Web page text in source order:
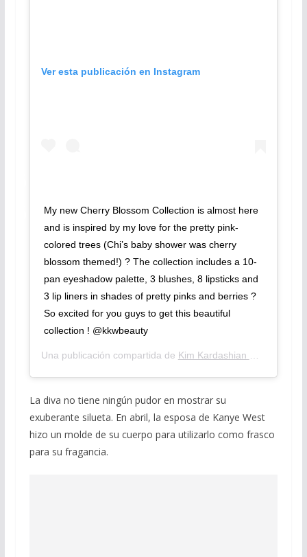
Ver esta publicación en Instagram
My new Cherry Blossom Collection is almost here
and is inspired by my love for the pretty pink-
colored trees (Chi’s baby shower was cherry
blossom themed!) ? The collection includes a 10-
pan eyeshadow palette, 3 blushes, 8 lipsticks and
3 lip liners in shades of pretty pinks and berries ?
So excited for you guys to get this beautiful
collection ! @kkwbeauty
Una publicación compartida de Kim Kardashian West
La diva no tiene ningún pudor en mostrar su
exuberante silueta. En abril, la esposa de Kanye West
hizo un molde de su cuerpo para utilizarlo como frasco
para su fragancia.